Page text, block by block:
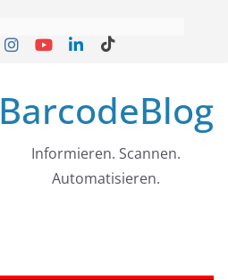
BarcodeBlog
Informieren. Scannen.
Automatisieren.